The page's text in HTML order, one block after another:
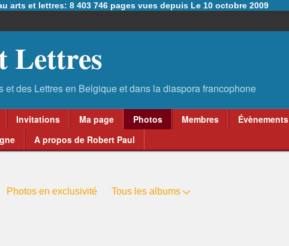
arts et lettres: 8 403 746 pages vues depuis Le 10 octobre 2009
Lettres
Invitations Ma page Photos Membres Évènements
A propos de Robert Paul
Photos en exclusivité Tous les albums